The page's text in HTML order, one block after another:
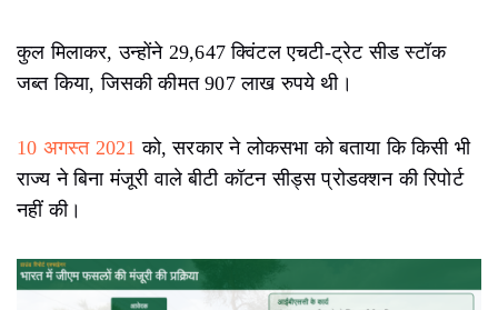
कुल मिलाकर, उन्होंने 29,647 क्विंटल एचटी-ट्रेट सीड स्टॉक
जब्त किया, जिसकी कीमत 907 लाख रुपये थी।
10 अगस्त 2021 को, सरकार ने लोकसभा को बताया कि किसी भी
राज्य ने बिना मंजूरी वाले बीटी कॉटन सीड्स प्रोडक्शन की रिपोर्ट
नहीं की।